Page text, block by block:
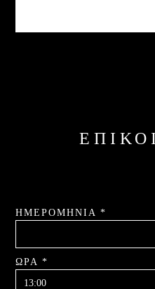
ΗΜΕΡΟΜΗΝΊΑ *
ΏΡΑ *